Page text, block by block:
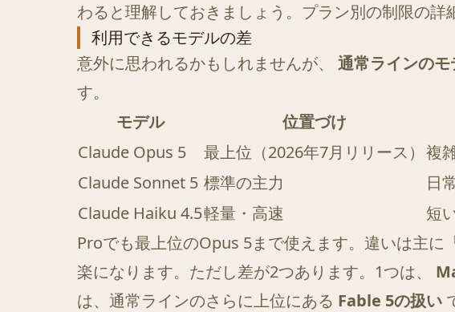
わると理解しておきましょう。プラン別の制限の詳
利用できるモデルの差
意外に思われるかもしれませんが、 通常ラインの
す。
モデル
位置づけ
Claude Opus 5
最上位（2026年7月リリース） 複
Claude Sonnet 5 標準の主力
日
Claude Haiku 4.5軽量・高速
短
Proでも最上位のOpus 5まで使えます。違いは主
楽になります。ただし差が2つあります。1つは、
は、通常ラインのさらに上位にある Fable 5の扱い